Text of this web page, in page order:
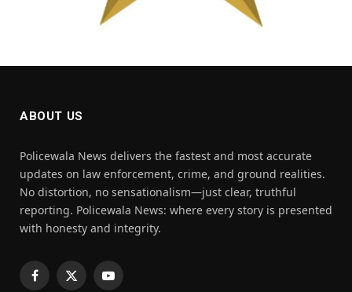
ABOUT US
Policewala News delivers the fastest and most accurate
updates on law enforcement, crime, and ground realities.
No distortion, no sensationalism—just clear, truthful
reporting. Policewala News: where every story is presented
with honesty and integrity.
Facebook
X
YouTube